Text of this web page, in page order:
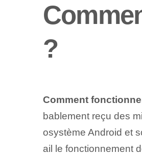
?
Comment
bablement reçu des
osystème Android et
ail le fonctionnement